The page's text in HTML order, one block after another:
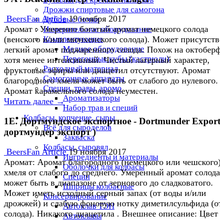
Дрожжи спиртовые для самогона
Дубовые бочки
Измерительное оборудование
Комплектующие
Медное оборудование
Перегонные кубы (кастрюли)
Расходный материал
Самогонные аппараты
Специи, травы, аромо
Ароматизаторы
Набор трав и специй
Колбасы, копчение, сыры
Всё для сыроделов
Закваска
Колбасы, сыровял
Ингредиенты и материалы
Оболочки для колбасы
Специи
Шприцы колбасные
Консервирование
Автоклав ТЭН
Автоклавы
BeersFan Article 19 ноября 2017
Аромат : Умеренно богатый аромат немецкого солода
(венского и/или мюнхенского солода). Может
легкий аромат поджаренного солода. Похож на
хотя менее интенсивный. Чистый лагерный характер,
фруктовые эфиры или диацетил отсутствуют. Аромат
благородного хмеля может быть от слабого до нулевого.
Аромат карамельного солода неуместен.
Читать далее →
1E. Дортмундское экспортное - Dortmunder
дортмундер экспорт )
BeersFan Article 19 ноября 2017
Аромат: Аромат благородного (немецкого или
хмеля от слабого до среднего. Умеренный аромат
может быть в диапазоне от зернового до сладковатого.
Может иметь исходный серный запах (от воды и/или
дрожжей) и слабую фоновую нотку диметилсульфида
солода). Никакого диацетила . Внешнее описание: Цвет